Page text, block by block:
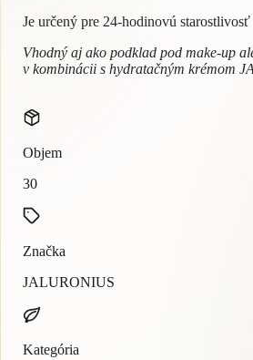
Je určený pre 24-hodinovú
Vhodný aj ako podklad pod make-up
v kombinácii s hydratačným krémom
Objem
30
Značka
JALURONIUS
Kategória